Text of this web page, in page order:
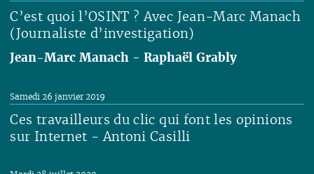
C’est quoi l’OSINT ? Avec Jean-Marc Manach
(Journaliste d’investigation)
Jean-Marc Manach -Raphaël Grably
Lire
Ces travailleurs du clic qui font les opinions
sur Internet - Antoni Casilli
Samedi 26 janvier 2019